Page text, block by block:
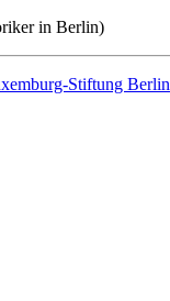
in Berlin)
Stiftung Berlin